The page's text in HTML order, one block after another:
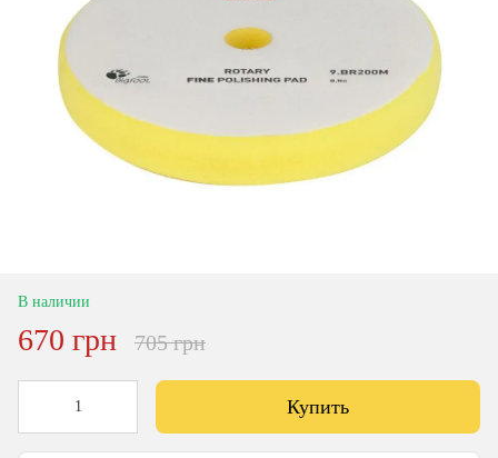
В наличии
670 грн 705 грн
Купить